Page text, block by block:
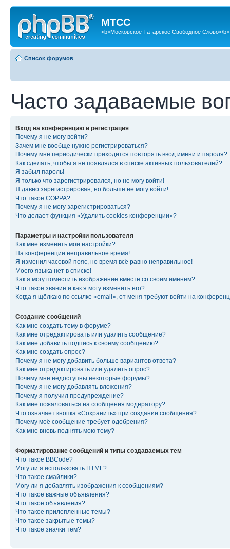
МТСС
<b>Московское Татарское Свободное Слово</b>
Список форумов
Часто задаваемые
Вход на конференцию и регистрация
Почему я не могу войти?
Зачем мне вообще нужно регистрироваться?
Почему мне периодически приходится повторять ввод имени и пароля?
Как сделать, чтобы я не появлялся в списке активных пользователей?
Я забыл пароль!
Я только что зарегистрировался, но не могу войти!
Я давно зарегистрирован, но больше не могу войти!
Что такое COPPA?
Почему я не могу зарегистрироваться?
Что делает функция «Удалить cookies конференции»?
Параметры и настройки пользователя
Как мне изменить мои настройки?
На конференции неправильное время!
Я изменил часовой пояс, но время всё равно неправильное!
Моего языка нет в списке!
Как я могу поместить изображение вместе со своим именем?
Что такое звание и как я могу изменить его?
Когда я щёлкаю по ссылке «email», от меня требуют войти на
Создание сообщений
Как мне создать тему в форуме?
Как мне отредактировать или удалить сообщение?
Как мне добавить подпись к своему сообщению?
Как мне создать опрос?
Почему я не могу добавить больше вариантов ответа?
Как мне отредактировать или удалить опрос?
Почему мне недоступны некоторые форумы?
Почему я не могу добавлять вложения?
Почему я получил предупреждение?
Как мне пожаловаться на сообщения модератору?
Что означает кнопка «Сохранить» при создании сообщения?
Почему моё сообщение требует одобрения?
Как мне вновь поднять мою тему?
Форматирование сообщений и типы создаваемых тем
Что такое BBCode?
Могу ли я использовать HTML?
Что такое смайлики?
Могу ли я добавлять изображения к сообщениям?
Что такое важные объявления?
Что такое объявления?
Что такое прилепленные темы?
Что такое закрытые темы?
Что такое значки тем?